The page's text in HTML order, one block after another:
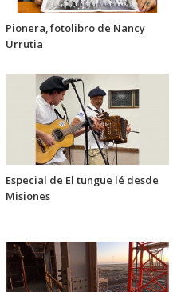
Pionera, fotolibro de Nancy
Urrutia
Especial de El tungue lé desde
Misiones